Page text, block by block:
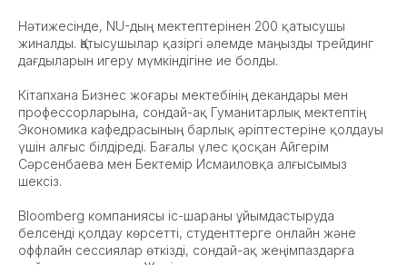
Нәтижесінде, NU-дың мектептерінен 200 қатысушы
жиналды. Қатысушылар қазіргі әлемде маңызды трейдинг
дағдыларын игеру мүмкіндігіне ие болды.
Кітапхана Бизнес жоғары мектебінің декандары мен
профессорларына, сондай-ақ Гуманитарлық мектептің
Экономика кафедрасының барлық әріптестеріне қолдауы
үшін алғыс білдіреді. Бағалы үлес қосқан Айгерім
Сәрсенбаева мен Бектемір Исмаиловқа алғысымыз
шексіз.
Bloomberg компаниясы іс-шараны ұйымдастыруда
белсенді қолдау көрсетті, студенттерге онлайн және
оффлайн сессиялар өткізді, сондай-ақ жеңімпаздарға